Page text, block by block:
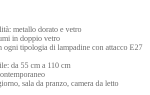
metallo dorato e vetro
in doppio vetro
ogni tipologia di lampadine con attacco E27
da 55 cm a 110 cm
sala da pranzo, camera da letto